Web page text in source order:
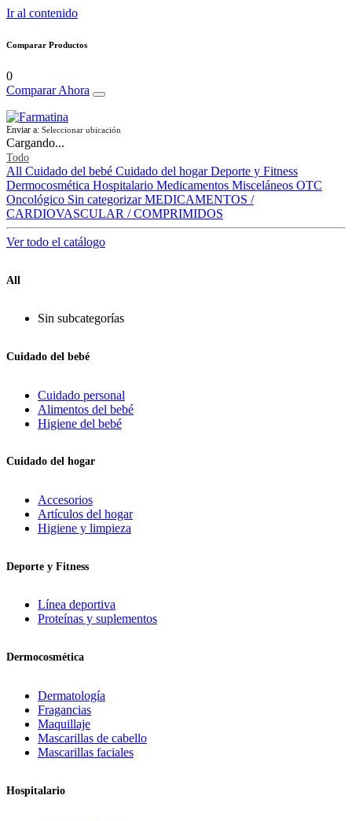
Ir al contenido
Comparar Productos
0
Comparar Ahora
Enviar a: Seleccionar ubicación
Cargando...
Todo
All Cuidado del bebé Cuidado del hogar Deporte y Fitness
Dermocosmética Hospitalario Medicamentos Misceláneos OTC
Oncológico Sin categorizar MEDICAMENTOS /
CARDIOVASCULAR / COMPRIMIDOS
Ver todo el catálogo
All
Sin subcategorías
Cuidado del bebé
Cuidado personal
Alimentos del bebé
Higiene del bebé
Cuidado del hogar
Accesorios
Artículos del hogar
Higiene y limpieza
Deporte y Fitness
Línea deportiva
Proteínas y suplementos
Dermocosmética
Dermatología
Fragancias
Maquillaje
Mascarillas de cabello
Mascarillas faciales
Hospitalario